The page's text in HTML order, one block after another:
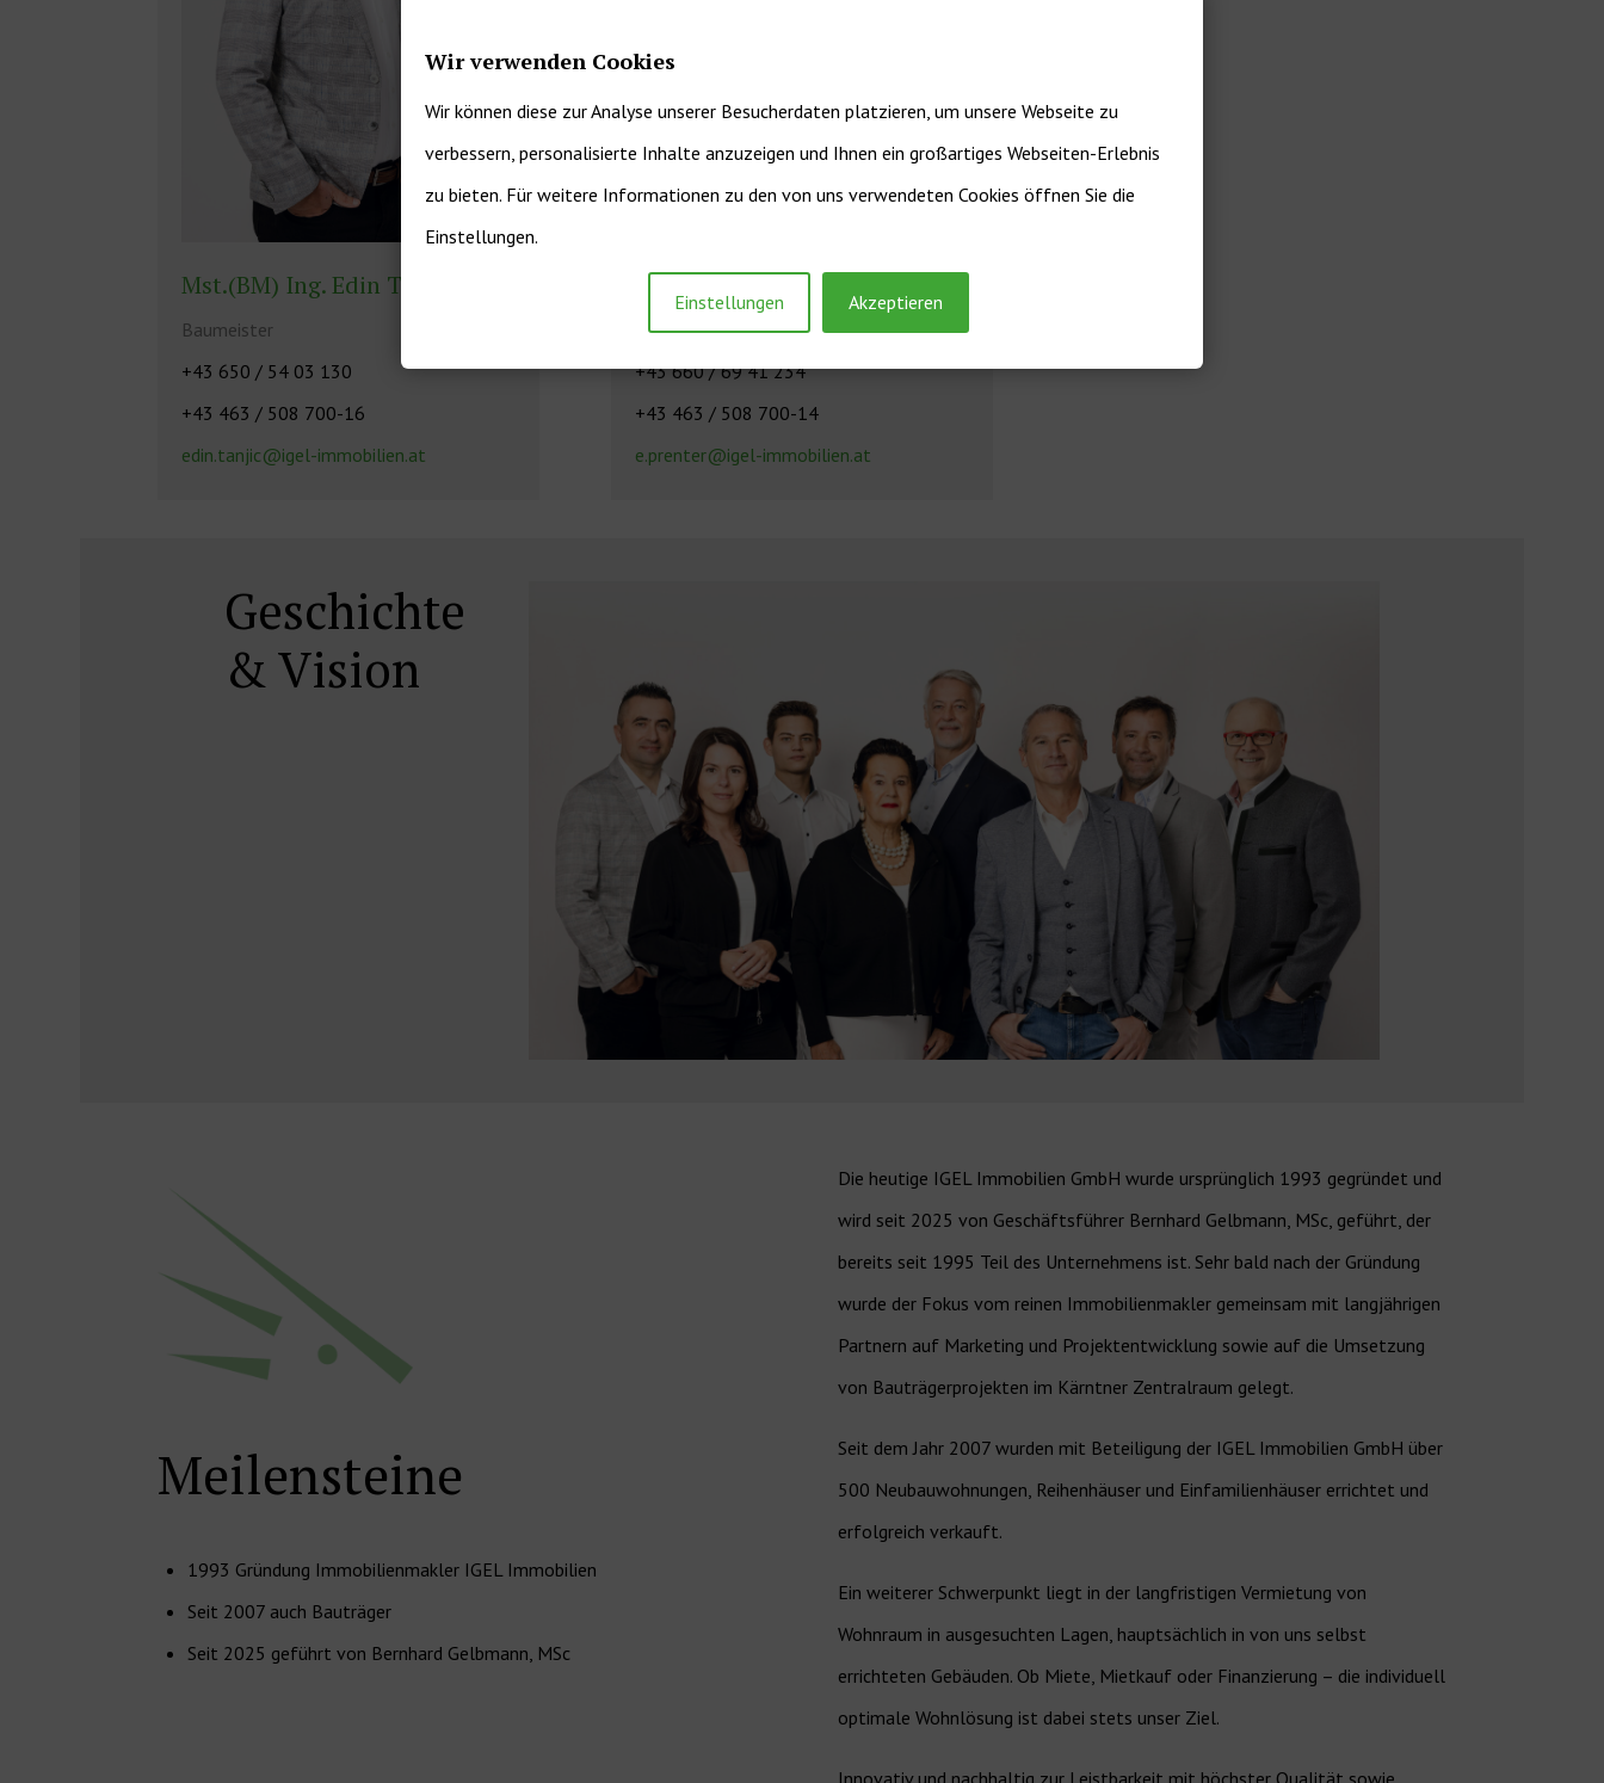
Mst.(BM) Ing. Edin Tanjić
Baumeister
+43 650 / 54 03 130
+43 463 / 508 700-16
edin.tanjic@igel-immobilien.at
Elisabeth Prenter, MBA
Assistentin der Geschäftsführung
+43 660 / 69 41 234
+43 463 / 508 700-14
e.prenter@igel-immobilien.at
Geschichte
& Vision
Meilensteine
1993 Gründung Immobilienmakler IGEL Immobilien
Seit 2007 auch Bauträger
Seit 2025 geführt von Bernhard Gelbmann, MSc
Die heutige IGEL Immobilien GmbH wurde ursprünglich 1993 gegründet und
wird seit 2025 von Geschäftsführer Bernhard Gelbmann, MSc, geführt, der
bereits seit 1995 Teil des Unternehmens ist. Sehr bald nach der Gründung
wurde der Fokus vom reinen Immobilienmakler gemeinsam mit langjährigen
Partnern auf Marketing und Projektentwicklung sowie auf die Umsetzung
von Bauträgerprojekten im Kärntner Zentralraum gelegt.
Seit dem Jahr 2007 wurden mit Beteiligung der IGEL Immobilien GmbH über
500 Neubauwohnungen, Reihenhäuser und Einfamilienhäuser errichtet und
erfolgreich verkauft.
Ein weiterer Schwerpunkt liegt in der langfristigen Vermietung von
Wohnraum in ausgesuchten Lagen, hauptsächlich in von uns selbst
errichteten Gebäuden. Ob Miete, Mietkauf oder Finanzierung – die individuell
optimale Wohnlösung ist dabei stets unser Ziel.
Wir verwenden Cookies
Wir können diese zur Analyse unserer Besucherdaten platzieren, um unsere Webseite zu
verbessern, personalisierte Inhalte anzuzeigen und Ihnen ein großartiges Webseiten-Erlebnis
zu bieten. Für weitere Informationen zu den von uns verwendeten Cookies öffnen Sie die
Einstellungen.
Einstellungen Akzeptieren